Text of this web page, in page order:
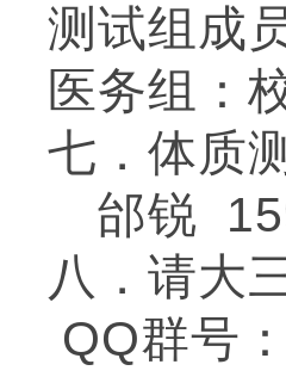
测试组成
医务组：
七 ．体质
邰锐
八 ．请大
QQ群号